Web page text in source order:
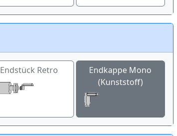
Endstück Retro
Endkappe Mono
(Kunststoff)